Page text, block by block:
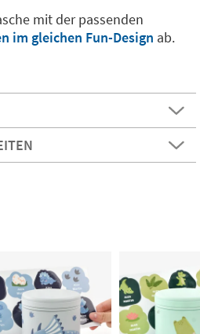
mit der passenden
im gleichen Fun-Design ab.